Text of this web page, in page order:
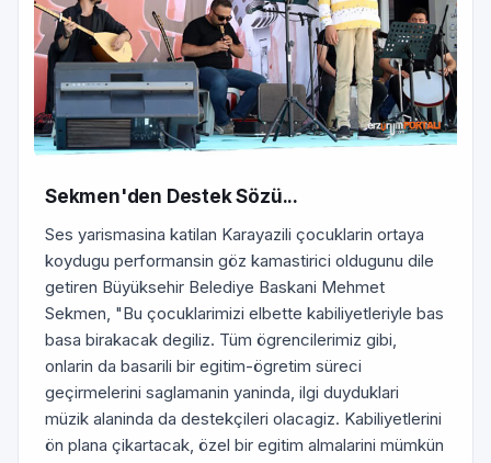
Sekmen'den Destek Sözü...
Ses yarismasina katilan Karayazili çocuklarin ortaya
koydugu performansin göz kamastirici oldugunu dile
getiren Büyüksehir Belediye Baskani Mehmet
Sekmen, "Bu çocuklarimizi elbette kabiliyetleriyle bas
basa birakacak degiliz. Tüm ögrencilerimiz gibi,
onlarin da basarili bir egitim-ögretim süreci
geçirmelerini saglamanin yaninda, ilgi duyduklari
müzik alaninda da destekçileri olacagiz. Kabiliyetlerini
ön plana çikartacak, özel bir egitim almalarini mümkün